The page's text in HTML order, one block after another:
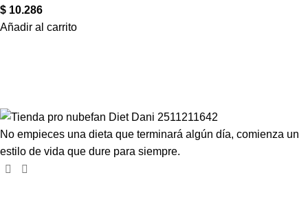
$ 10.286
Añadir al carrito
No empieces una dieta que terminará algún día, comienza un
estilo de vida que dure para siempre.